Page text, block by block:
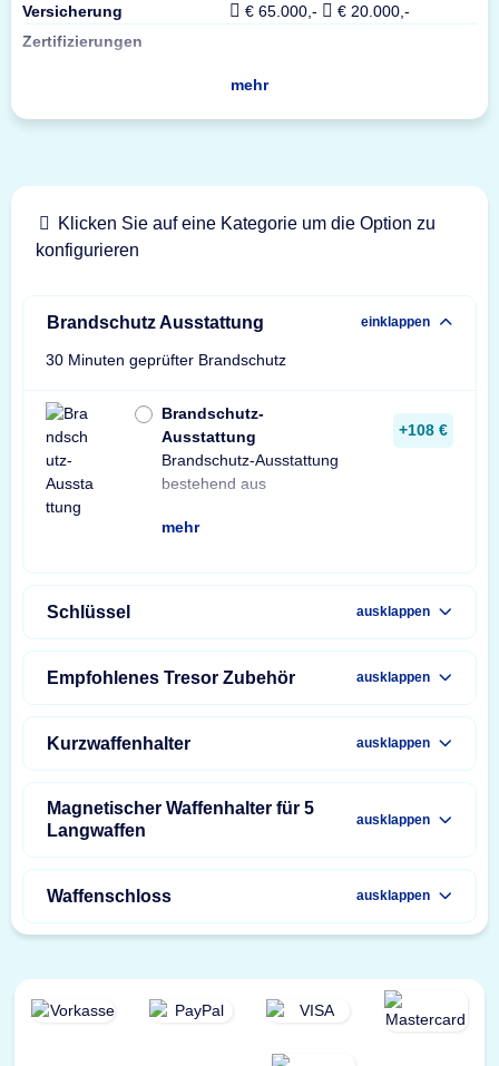
Versicherung
€ 65.000,-
€ 20.000,-
Zertifizierungen
mehr
Klicken Sie auf eine Kategorie um die Option zu
konfigurieren
Brandschutz Ausstattung einklappen
30 Minuten geprüfter Brandschutz
Brandschutz-
Ausstattung
Brandschutz-Ausstattung
bestehend aus
zusätzlichen
feuerhemmenden und
isolierenden Werkstoffen,
sowie Spezialdichtungen
mehr
+108 €
Schlüssel ausklappen
Empfohlenes Tresor Zubehör ausklappen
Kurzwaffenhalter ausklappen
Magnetischer Waffenhalter für 5
Langwaffen
ausklappen
Waffenschloss ausklappen